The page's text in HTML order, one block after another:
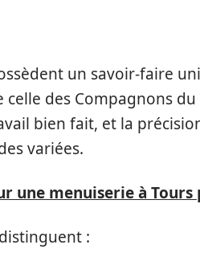
un savoir-faire
des Compagnons
bien fait, et la
variées.
une menuiserie à Tours
: